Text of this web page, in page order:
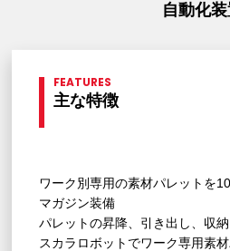
自動化
FEATURES
主な特徴
ワーク別専用の素材パレットを
マガジン装備
パレットの昇降、引き出し、収
スカラロボットでワーク専用素